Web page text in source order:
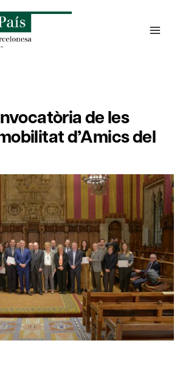
de les
d’Amics del